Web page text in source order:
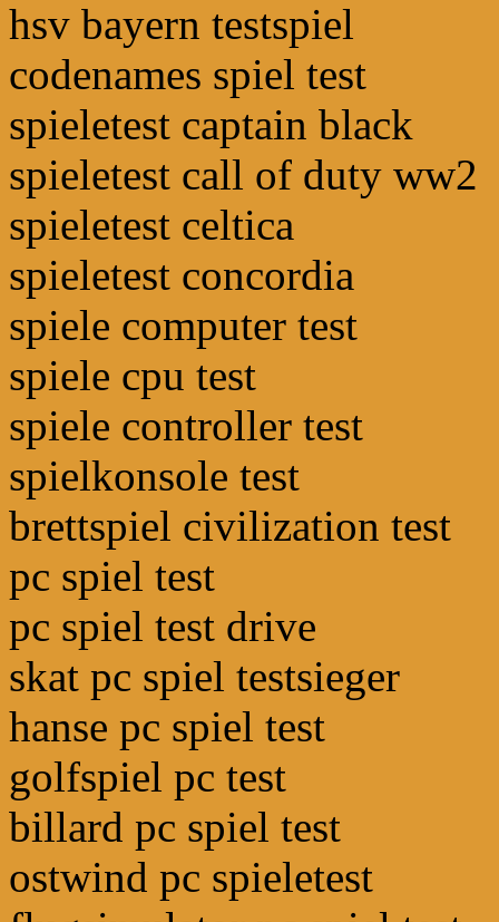
hsv bayern testspiel
codenames spiel test
spieletest captain black
spieletest call of duty ww2
spieletest celtica
spieletest concordia
spiele computer test
spiele cpu test
spiele controller test
spielkonsole test
brettspiel civilization test
pc spiel test
pc spiel test drive
skat pc spiel testsieger
hanse pc spiel test
golfspiel pc test
billard pc spiel test
ostwind pc spieletest